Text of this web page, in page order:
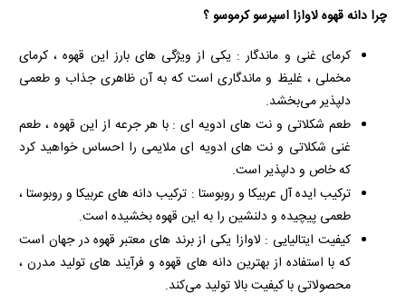
چرا دانه قهوه لاوازا اسپرسو کرموسو ؟
کرمای غنی و ماندگار : یکی از ویژگی‌ های بارز این قهوه ، کرمای
مخملی ، غلیظ و ماندگاری است که به آن ظاهری جذاب و طعمی
دلپذیر می‌بخشد.
طعم شکلاتی و نت‌ های ادویه‌ ای : با هر جرعه از این قهوه ، طعم
غنی شکلاتی و نت‌ های ادویه‌ ای ملایمی را احساس خواهید کرد
که خاص و دلپذیر است.
ترکیب ایده‌ آل عربیکا و روبوستا : ترکیب دانه‌ های عربیکا و روبوستا ،
طعمی پیچیده و دلنشین را به این قهوه بخشیده است.
کیفیت ایتالیایی : لاوازا یکی از برند های معتبر قهوه در جهان است
که با استفاده از بهترین دانه‌ های قهوه و فرآیند های تولید مدرن ،
محصولاتی با کیفیت بالا تولید می‌کند.